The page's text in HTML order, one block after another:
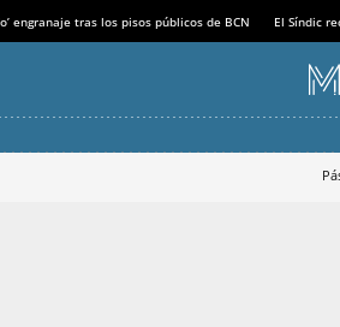
engranaje tras los pisos públicos de BCN El Síndic